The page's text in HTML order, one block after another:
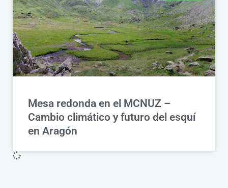
Mesa redonda en el MCNUZ –
Cambio climático y futuro del esquí
en Aragón